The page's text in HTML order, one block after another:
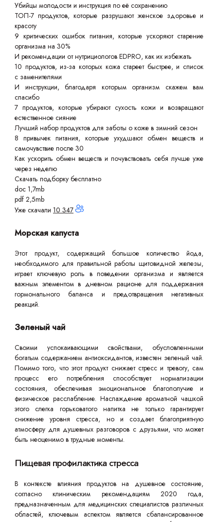
Убийцы молодости и инструкция по её сохранению
ТОП-7 продуктов, которые разрушают женское здоровье и
красоту
9 критических ошибок питания, которые ускоряют старение
организма на 30%
И рекомендации от нутрициологов EDPRO, как их избежать
10 продуктов, из-за которых кожа стареет быстрее, и список
с заменителями
И инструкции, благодаря которым организм скажем вам
спасибо
7 продуктов, которые убирают сухость кожи и возвращают
естественное сияние
Лучший набор продуктов для заботы о коже в зимний сезон
8 привычек питания, которые ухудшают обмен веществ и
самочувствие после 30
Как ускорить обмен веществ и почувствовать себя лучше уже
через неделю
Скачать подборку бесплатно
doc 1,7mb
pdf 2,5mb
Уже скачали 10 347
Морская капуста
Этот продукт, содержащий большое количество йода,
необходимого для правильной работы щитовидной железы,
играет ключевую роль в поведении организма и является
важным элементом в дневном рационе для поддержания
гормонального баланса и предотвращения негативных
реакций.
Зеленый чай
Своими успокаивающими свойствами, обусловленными
богатым содержанием антиоксидантов, известен зеленый чай.
Помимо того, что этот продукт снижает стресс и тревогу, сам
процесс его потребления способствует нормализации
состояния, обеспечивая эмоциональное благополучие и
физическое расслабление. Наслаждение ароматной чашкой
этого слегка горьковатого напитка не только гарантирует
снижение уровня стресса, но и создает благоприятную
атмосферу для душевных разговоров с друзьями, что может
быть неоценимо в трудные моменты.
Пищевая профилактика стресса
В контексте влияния продуктов на душевное состояние,
согласно клиническим рекомендациям 2020 года,
предназначенным для медицинских специалистов различных
областей, ключевым аспектом является сбалансированное